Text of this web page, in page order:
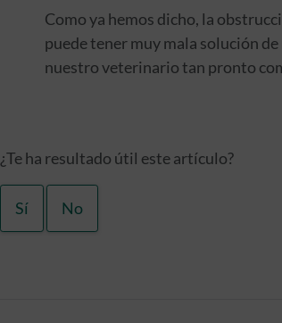
Como ya hemos dicho, la
puede tener muy mala solución
nuestro veterinario tan pronto
¿Te ha resultado útil este artículo?
Sí No